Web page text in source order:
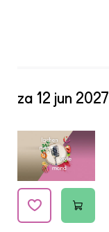
za 12 jun 2027